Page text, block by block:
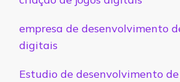
empresa de desenvolvimento
digitais
Estudio de desenvolvimento de